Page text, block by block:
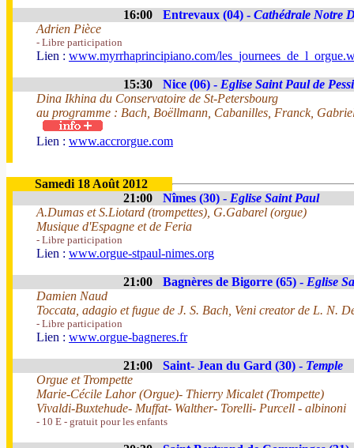
16:00 Entrevaux (04) - Cathédrale Notre
Adrien Pièce
- Libre participation
Lien : www.myrrhaprincipiano.com/
15:30 Nice (06) - Eglise Saint Paul de
Dina Ikhina du Conservatoire de St-Petersbourg
au programme : Bach, Boëllmann, Cabanilles, Franck,
Lien : www.accrorgue.com
Samedi 18 Août 2012
21:00
Nîmes (30) - Eglise Saint Paul
A.Dumas et S.Liotard (trompettes), G.Gabarel (orgue)
Musique d'Espagne et de Feria
- Libre participation
Lien : www.orgue-stpaul-nimes.org
21:00 Bagnères de Bigorre (65) - Eglise
Damien Naud
Toccata, adagio et fugue de J. S. Bach, Veni creator de L. N.
- Libre participation
Lien : www.orgue-bagneres.fr
21:00 Saint- Jean du Gard (30) - Temple
Orgue et Trompette
Marie-Cécile Lahor (Orgue)- Thierry Micalet (Trompette)
Vivaldi-Buxtehude- Muffat- Walther- Torelli- Purcell - albinoni
- 10 E - gratuit pour les enfants